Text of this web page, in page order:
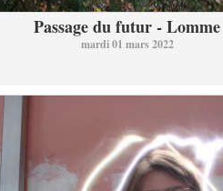
Passage du futur - Lomme
mardi 01 mars 2022